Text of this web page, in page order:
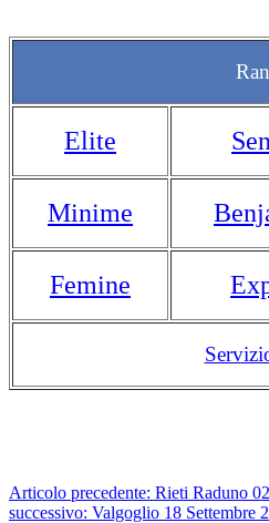
Elite
Minime
Femine
Articolo precedente: Rieti Raduno
successivo: Valgoglio 18 Settembre